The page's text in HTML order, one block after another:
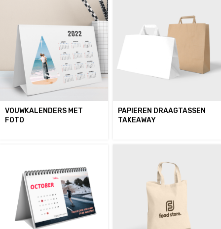
VOUWKALENDERS MET
FOTO
PAPIEREN DRAAGTASSEN
TAKEAWAY